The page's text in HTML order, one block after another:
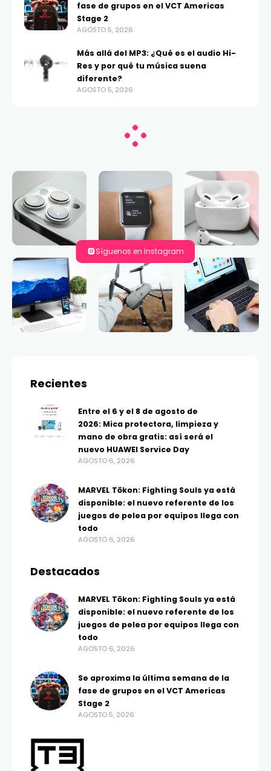
fase de grupos en el VCT Americas
Stage 2
AGOSTO 5, 2026
Más allá del MP3: ¿Qué es el audio Hi-
Res y por qué tu música suena
diferente?
AGOSTO 5, 2026
Síguenos en Instagram
Recientes
Entre el 6 y el 8 de agosto de
2026: Mica protectora, limpieza y
mano de obra gratis: así será el
nuevo HUAWEI Service Day
AGOSTO 6, 2026
MARVEL Tōkon: Fighting Souls ya está
disponible: el nuevo referente de los
juegos de pelea por equipos llega con
todo
AGOSTO 6, 2026
Destacados
MARVEL Tōkon: Fighting Souls ya está
disponible: el nuevo referente de los
juegos de pelea por equipos llega con
todo
AGOSTO 6, 2026
Se aproxima la última semana de la
fase de grupos en el VCT Americas
Stage 2
AGOSTO 5, 2026